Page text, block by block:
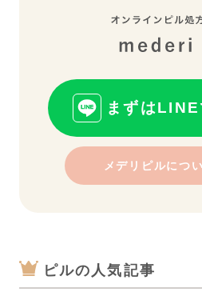
まずは
メデリピルにつ
ピルの人気記事